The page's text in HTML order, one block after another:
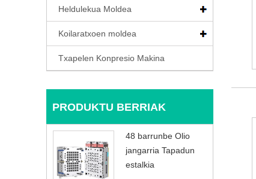
Heldulekua Moldea
Koilaratxoen moldea
Txapelen Konpresio Makina
PRODUKTU BERRIAK
48 barrunbe Olio
jangarria Tapadun
estalkia